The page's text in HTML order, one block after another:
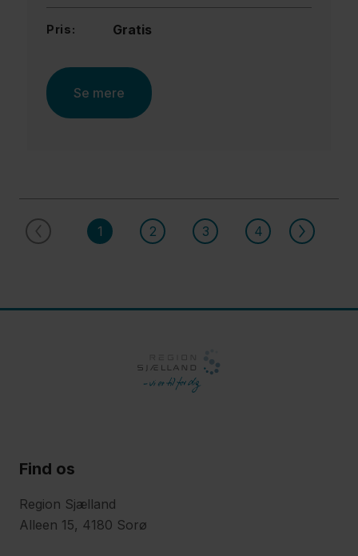
Pris: Gratis
Se mere
1 2 3 4
Find os
Region Sjælland
Alleen 15, 4180 Sorø